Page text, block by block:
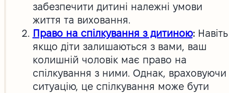
забезпечити дитині належні умови
життя та виховання.
Право на спілкування з дитиною: Навіть
якщо діти залишаються з вами, ваш
колишній чоловік має право на
спілкування з ними. Однак, враховуючи
ситуацію, це спілкування може бути